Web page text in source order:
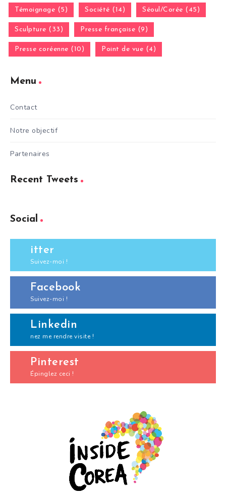
Témoignage (5) Société (14) Séoul/Corée (45)
Sculpture (33) Presse française (9)
Presse coréenne (10) Point de vue (4)
Menu
Contact
Notre objectif
Partenaires
Recent Tweets
Social
itter
Suivez-moi !
Facebook
Suivez-moi !
Linkedin
nez me rendre visite !
Pinterest
Épinglez ceci !